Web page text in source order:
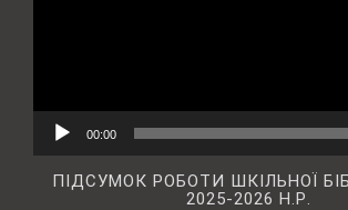
00:00
ПІДСУМОК РОБОТИ ШКІЛЬНОЇ
2025-2026 Н.Р.